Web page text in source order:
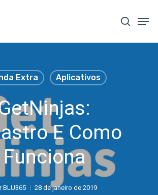
procura
Extra Aplicativos
E Como
Funciona
BLU365 28 de janeiro de 2019